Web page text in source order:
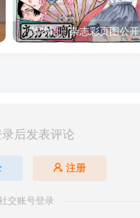
「茜物语」杂志彩页图公开
后发表评论
注册
交账号登录